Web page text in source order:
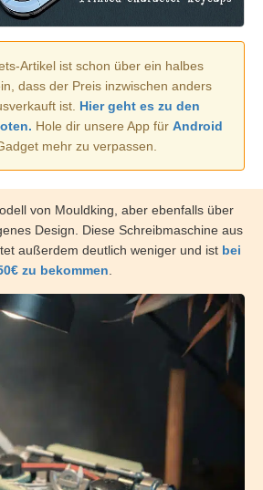
Artikel ist schon über ein halbes
dass der Preis inzwischen anders
ist. Hier geht es zu den
Hole dir unsere App für Android
mehr zu verpassen.
von Mouldking, aber ebenfalls über
Design. Diese Schreibmaschine aus
außerdem deutlich weniger und ist bei
zu bekommen